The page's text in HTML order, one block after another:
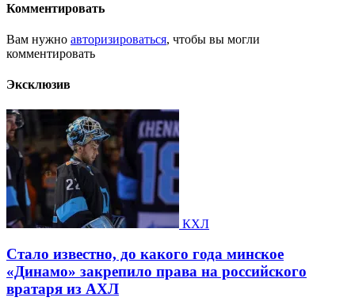
Комментировать
Вам нужно авторизироваться, чтобы вы могли
комментировать
Эксклюзив
КХЛ
Стало известно, до какого года минское
«Динамо» закрепило права на российского
вратаря из АХЛ